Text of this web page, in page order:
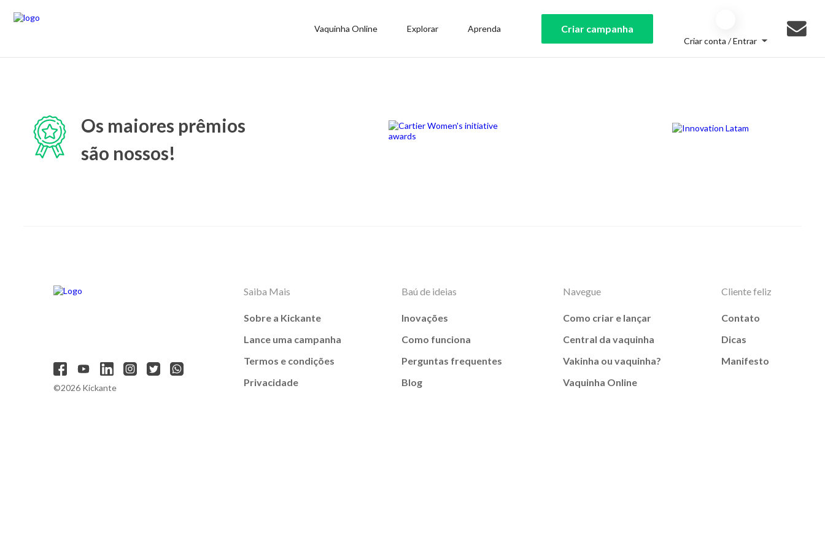
Vaquinha Online Explorar Aprenda Criar campanha
Criar conta / Entrar
Os maiores prêmios
são nossos!
©2026 Kickante
Saiba Mais
Sobre a Kickante
Lance uma campanha
Termos e condições
Privacidade
Baú de ideias
Inovações
Como funciona
Perguntas frequentes
Blog
Navegue
Como criar e lançar
Central da vaquinha
Vakinha ou vaquinha?
Vaquinha Online
Cliente feliz
Contato
Dicas
Manifesto